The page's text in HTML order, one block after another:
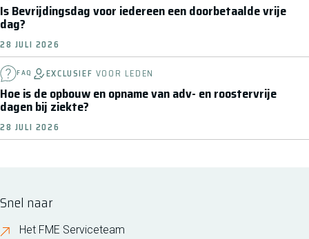
Is Bevrijdingsdag voor iedereen een doorbetaalde vrije
dag?
28 JULI 2026
FAQ EXCLUSIEF VOOR LEDEN
Hoe is de opbouw en opname van adv- en roostervrije
dagen bij ziekte?
28 JULI 2026
Snel naar
Het FME Serviceteam